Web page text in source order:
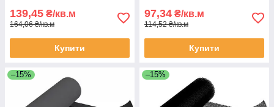
139,45 ₴/кв.м
164,06 ₴/кв.м
Купити
97,34 ₴/кв.м
114,52 ₴/кв.м
Купити
–15% –15%